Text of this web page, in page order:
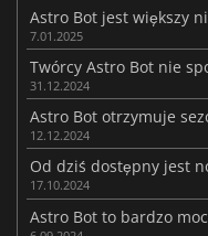
Astro Bot jest większy
7.01.2025
31.12.2024
Astro Bot otrzymuje
12.12.2024
Od dziś dostępny jest
17.10.2024
Astro Bot to bardzo